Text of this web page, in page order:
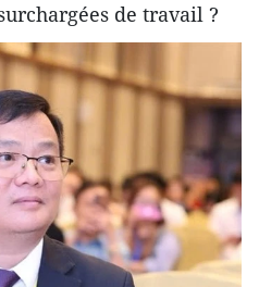
de travail ?